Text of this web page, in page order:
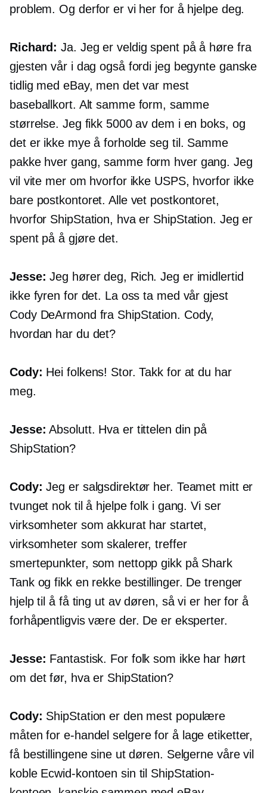
problem. Og derfor er vi her for å hjelpe deg.
Richard: Ja. Jeg er veldig spent på å høre fra
gjesten vår i dag også fordi jeg begynte ganske
tidlig med eBay, men det var mest
baseballkort. Alt samme form, samme
størrelse. Jeg fikk 5000 av dem i en boks, og
det er ikke mye å forholde seg til. Samme
pakke hver gang, samme form hver gang. Jeg
vil vite mer om hvorfor ikke USPS, hvorfor ikke
bare postkontoret. Alle vet postkontoret,
hvorfor ShipStation, hva er ShipStation. Jeg er
spent på å gjøre det.
Jesse: Jeg hører deg, Rich. Jeg er imidlertid
ikke fyren for det. La oss ta med vår gjest
Cody DeArmond fra ShipStation. Cody,
hvordan har du det?
Cody: Hei folkens! Stor. Takk for at du har
meg.
Jesse: Absolutt. Hva er tittelen din på
ShipStation?
Cody: Jeg er salgsdirektør her. Teamet mitt er
tvunget nok til å hjelpe folk i gang. Vi ser
virksomheter som akkurat har startet,
virksomheter som skalerer, treffer
smertepunkter, som nettopp gikk på Shark
Tank og fikk en rekke bestillinger. De trenger
hjelp til å få ting ut av døren, så vi er her for å
forhåpentligvis være der. De er eksperter.
Jesse: Fantastisk. For folk som ikke har hørt
om det før, hva er ShipStation?
Cody: ShipStation er den mest populære
måten fore-handel selgere for å lage etiketter,
få bestillingene sine ut døren. Selgerne våre vil
koble Ecwid-kontoen sin til ShipStation-